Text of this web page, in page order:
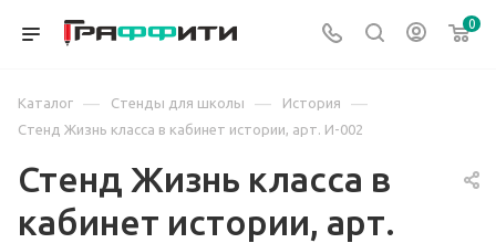
0
Каталог — Стенды для школы — История —
Стенд Жизнь класса в кабинет истории, арт. И-002
Стенд Жизнь класса в
кабинет истории, арт.